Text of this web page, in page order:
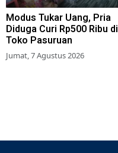
Modus Tukar Uang, Pria
Diduga Curi Rp500 Ribu di
Toko Pasuruan
Jumat, 7 Agustus 2026